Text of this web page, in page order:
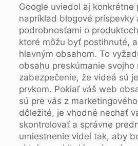
Google uviedol aj konkrétne
napríklad blogové príspevky
podrobnosťami o
ktoré môžu byť postihnuté,
hlavným obsahom. To
obsahu preskúmanie svojho
zabezpečenie, že videá sú
prvkom. Pokiaľ váš web
sú pre vás z
dôležité, je vhodné nechať
skontrolovať a správne
umiestnenie videí tak, aby